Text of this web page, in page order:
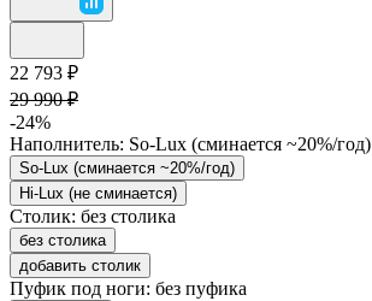
22 793 ₽
29 990 ₽
-24%
Наполнитель: So-Lux (cминается ~20%/год)
So-Lux (cминается ~20%/год)
Hi-Lux (не сминается)
Столик: без столика
без столика
добавить столик
Пуфик под ноги: без пуфика